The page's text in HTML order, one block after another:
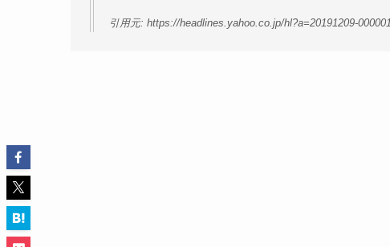
引用元: https://headlines.yahoo.co.jp/hl?a=20191209-